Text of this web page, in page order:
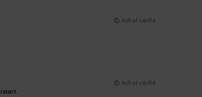
Achat vérifié
Achat vérifié